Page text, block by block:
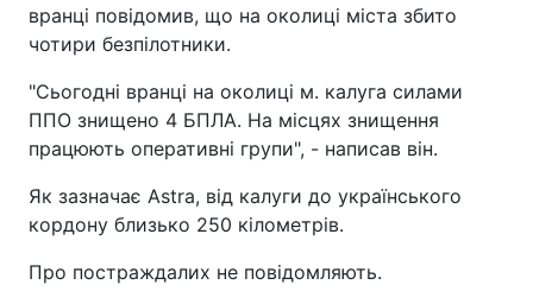
вранці повідомив, що на околиці міста збито
чотири безпілотники.
"Сьогодні вранці на околиці м. калуга силами
ППО знищено 4 БПЛА. На місцях знищення
працюють оперативні групи", - написав він.
Як зазначає Astra, від калуги до українського
кордону близько 250 кілометрів.
Про постраждалих не повідомляють.